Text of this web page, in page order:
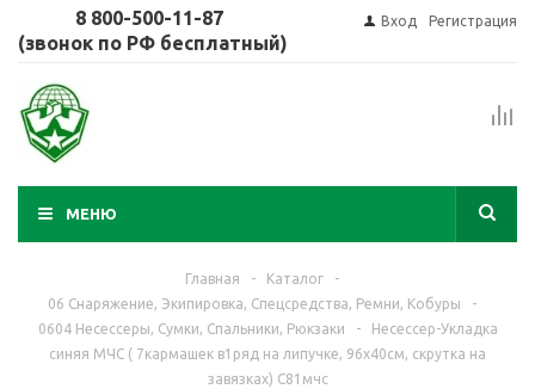
8 800-500-11-87
(звонок по РФ бесплатный)
Вход Регистрация
МЕНЮ
Главная - Каталог
-
06 Снаряжение, Экипировка, Спецсредства, Ремни, Кобуры
-
0604 Несессеры, Сумки, Спальники, Рюкзаки
-
Несессер-Укладка
синяя МЧС ( 7кармашек в1ряд на липучке, 96х40см, скрутка на
завязках) С81мчс